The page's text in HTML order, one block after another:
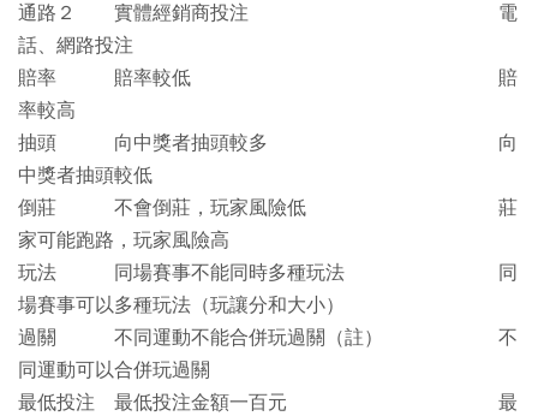
通路２
實體經銷商投注 電
話、網路投注
賠率 賠率較低 賠
率較高
抽頭 向中獎者抽頭較多 向
中獎者抽頭較低
倒莊 不會倒莊，玩家風險低 莊
家可能跑路，玩家風險高
玩法 同場賽事不能同時多種玩法 同
場賽事可以多種玩法（玩讓分和大小）
過關 不同運動不能合併玩過關（註） 不
同運動可以合併玩過關
最低投注 最低投注金額一百元 最